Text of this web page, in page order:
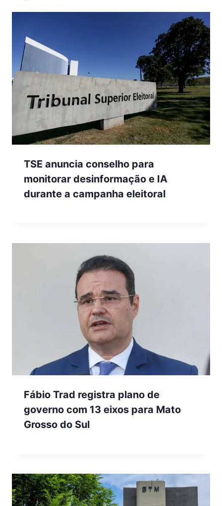
TSE anuncia conselho para
monitorar desinformação e IA
durante a campanha eleitoral
Fábio Trad registra plano de
governo com 13 eixos para Mato
Grosso do Sul